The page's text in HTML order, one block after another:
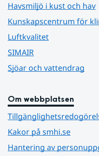
Havsmiljö i kust och hav
Kunskapscentrum för
Luftkvalitet
SIMAIR
Sjöar och vattendrag
Om webbplatsen
Kakor på smhi.se
Hantering av